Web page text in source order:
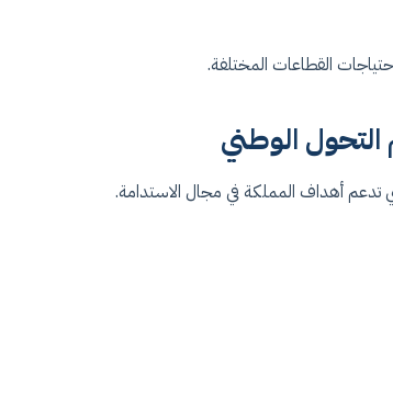
القطاعات المختلفة.
الوطني
تدعم أهداف المملكة في مجال الاستدامة.